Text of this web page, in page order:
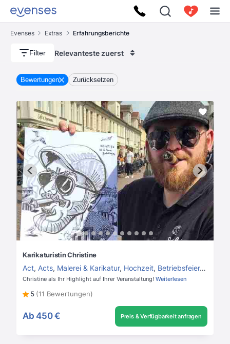
Evenses Extras Erfahrungsberichte
Filter Relevanteste zuerst
Bewertungen Zurücksetzen
Karikaturistin Christine
Act, Acts, Malerei & Karikatur, Hochzeit, Betriebsfeier,Private
Christine als Ihr Highlight auf Ihrer Veranstaltung! Weiterlesen
5 (11 Bewertungen)
Ab 450 € Preis & Verfügbarkeit anfragen